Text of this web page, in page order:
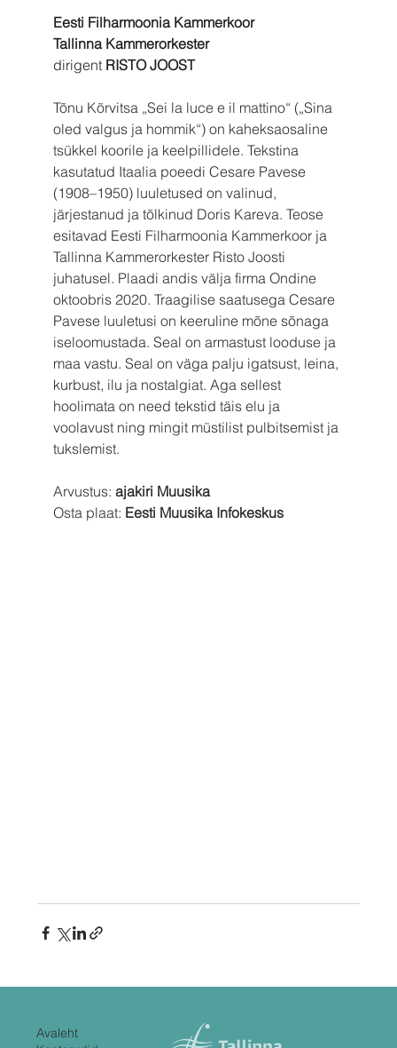
Eesti Filharmoonia Kammerkoor
Tallinna Kammerorkester
dirigent RISTO JOOST
Tõnu Kõrvitsa „Sei la luce e il mattino“ („Sina
oled valgus ja hommik“) on kaheksaosaline
tsükkel koorile ja keelpillidele. Tekstina
kasutatud Itaalia poeedi Cesare Pavese
(1908–1950) luuletused on valinud,
järjestanud ja tõlkinud Doris Kareva. Teose
esitavad Eesti Filharmoonia Kammerkoor ja
Tallinna Kammerorkester Risto Joosti
juhatusel. Plaadi andis välja firma Ondine
oktoobris 2020. Traagilise saatusega Cesare
Pavese luuletusi on keeruline mõne sõnaga
iseloomustada. Seal on armastust looduse ja
maa vastu. Seal on väga palju igatsust, leina,
kurbust, ilu ja nostalgiat. Aga sellest
hoolimata on need tekstid täis elu ja
voolavust ning mingit müstilist pulbitsemist ja
tukslemist.
Arvustus: ajakiri Muusika
Osta plaat: Eesti Muusika Infokeskus
Avaleht